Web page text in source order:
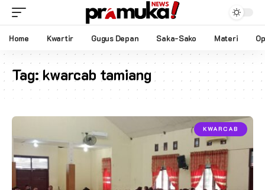
Home Kwartir Gugus Depan Saka-Sako Materi
Tag:kwarcab tamiang
KWARCAB